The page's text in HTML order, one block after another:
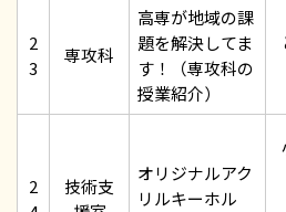
2
3
専攻科
高専が地域の課
題を解決してま
す！（専攻科の
授業紹介）
2
技術支
オリジナルアク
リルキーホル